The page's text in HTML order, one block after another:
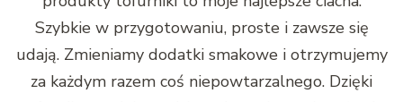
Szybkie w przygotowaniu, proste i zawsze się
udają. Zmieniamy dodatki smakowe i otrzymujemy
za każdym razem coś niepowtarzalnego. Dzięki